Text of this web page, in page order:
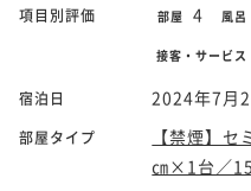
項目別評価 部屋 4 風呂
接客・サービス
宿泊日 2024年7月
部屋タイプ
【禁煙】
㎝×1台／15